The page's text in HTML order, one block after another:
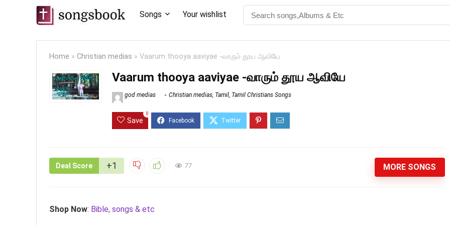
Songs Your wishlist
Home » Christian medias » Vaarum thooya aaviyae -வாரும் தூய ஆவியே
Vaarum thooya aaviyae -வாரும் தூய ஆவியே
god medias Christian medias, Tamil, Tamil Christians Songs
Save
0
Deal Score +1 77 MORE SONGS
Shop Now: Bible, songs & etc